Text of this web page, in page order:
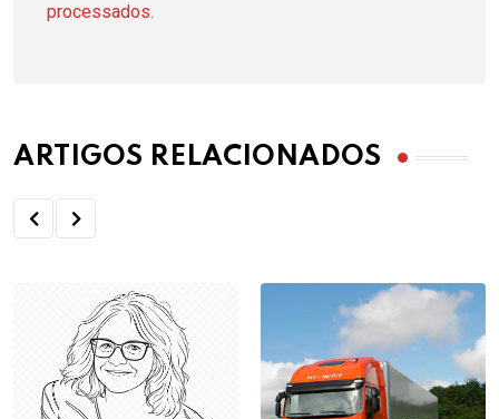
processados.
ARTIGOS RELACIONADOS